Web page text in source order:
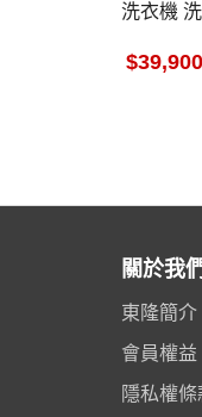
洗衣機
39,900
關於我
東隆簡介
會員權益
隱私權條